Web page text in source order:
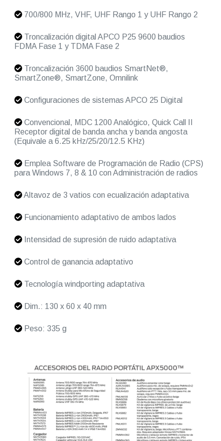
700/800 MHz, VHF, UHF Rango 1 y UHF Rango 2
Troncalización digital APCO P25 9600 baudios
FDMA Fase 1 y TDMA Fase 2
Troncalización 3600 baudios SmartNet®,
SmartZone®, SmartZone, Omnilink
Configuraciones de sistemas APCO 25 Digital
Convencional, MDC 1200 Analógico, Quick Call II
Receptor digital de banda ancha y banda angosta
(Equivale a 6.25 kHz/25/20/12.5 KHz)
Emplea Software de Programación de Radio (CPS)
para Windows 7, 8 & 10 con Administración de radios
Altavoz de 3 vatios con ecualización adaptativa
Funcionamiento adaptativo de ambos lados
Intensidad de supresión de ruido adaptativa
Control de ganancia adaptativo
Tecnología windporting adaptativa
Dim.: 130 x 60 x 40 mm
Peso: 335 g